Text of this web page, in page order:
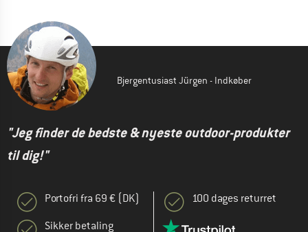
Bjergentusiast Jürgen - Indkøber
"Jeg finder de bedste & nyeste outdoor-produkter
til dig!"
Portofri fra 69 € (DK)
Sikker betaling
100 dages returret